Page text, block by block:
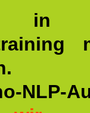
in
NLP-